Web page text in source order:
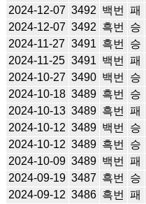
2024-12-07 3492 백번 패
2024-12-07 3492 흑번 승
2024-11-27 3491 흑번 승
2024-11-25 3491 백번 패
2024-10-27 3490 백번 승
2024-10-18 3489 흑번 승
2024-10-13 3489 흑번 패
2024-10-12 3489 백번 승
2024-10-12 3489 흑번 승
2024-10-09 3489 백번 패
2024-09-19 3487 흑번 승
2024-09-12 3486 흑번 패